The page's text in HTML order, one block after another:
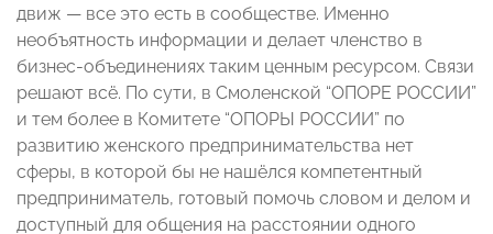
движ — все это есть в сообществе. Именно
необъятность информации и делает членство в
бизнес-объединениях таким ценным ресурсом. Связи
решают всё. По сути, в Смоленской “ОПОРЕ РОССИИ”
и тем более в Комитете “ОПОРЫ РОССИИ” по
развитию женского предпринимательства нет
сферы, в которой бы не нашёлся компетентный
предприниматель, готовый помочь словом и делом и
доступный для общения на расстоянии одного